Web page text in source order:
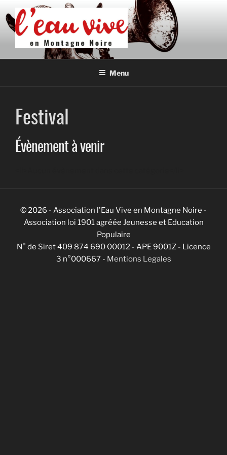
au
contenu
principal
L'EAU VIVE EN MONTAGNE
Association de développement culturel en Montagne Noire
Menu
Festival
Évènement à venir
© 2026 - Association l'Eau Vive en Montagne Noire -
Association loi 1901 agréée Jeunesse et Education
Populaire
N° de Siret 409 874 690 00012 - APE 9001Z - Licence
3 n°000667 - Mentions Legales